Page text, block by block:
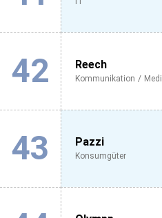
42 Reech
Kommunikation /
43 Pazzi
Konsumgüter